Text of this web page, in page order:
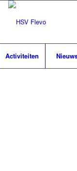
Activiteiten